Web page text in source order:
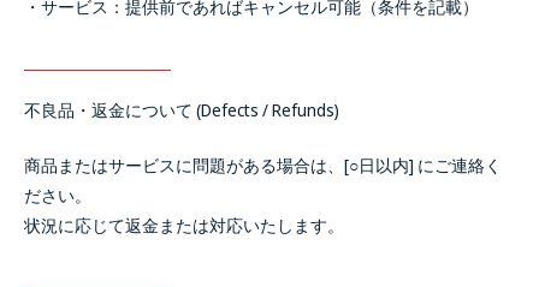
・サービス：提供前であればキャンセル可能（条件を記載）
不良品・返金について (Defects / Refunds)
商品またはサービスに問題がある場合は、[○日以内] にご連絡く
ださい。
状況に応じて返金または対応いたします。